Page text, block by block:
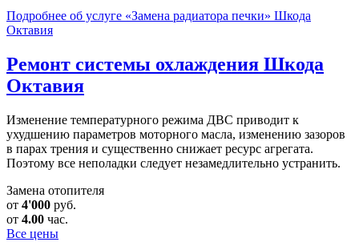
Подробнее об услуге «Замена радиатора печки» Шкода
Октавия
Ремонт системы охлаждения Шкода
Октавия
Изменение температурного режима ДВС приводит к
ухудшению параметров моторного масла, изменению зазоров
в парах трения и существенно снижает ресурс агрегата.
Поэтому все неполадки следует незамедлительно устранить.
Замена отопителя
от 4'000 руб.
от 4.00 час.
Все цены